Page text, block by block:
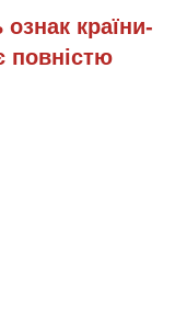
країни-
повністю